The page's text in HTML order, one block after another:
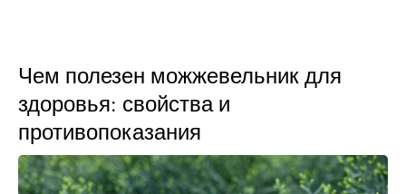
Чем полезен можжевельник для
здоровья: свойства и
противопоказания